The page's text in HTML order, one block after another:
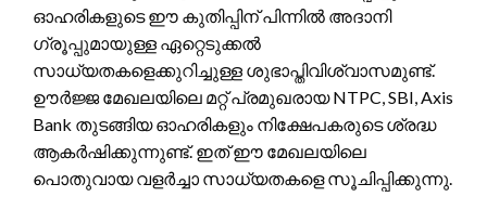
ഓഹരികളുടെ ഈ കുതിപ്പിന് പിന്നിൽ അദാനി
ഗ്രൂപ്പുമായുള്ള ഏറ്റെടുക്കൽ
സാധ്യതകളെക്കുറിച്ചുള്ള ശുഭാപ്തിവിശ്വാസമുണ്ട്.
ഊർജ്ജ മേഖലയിലെ മറ്റ് പ്രമുഖരായ NTPC, SBI, Axis
Bank തുടങ്ങിയ ഓഹരികളും നിക്ഷേപകരുടെ ശ്രദ്ധ
ആകർഷിക്കുന്നുണ്ട്. ഇത് ഈ മേഖലയിലെ
പൊതുവായ വളർച്ചാ സാധ്യതകളെ സൂചിപ്പിക്കുന്നു.